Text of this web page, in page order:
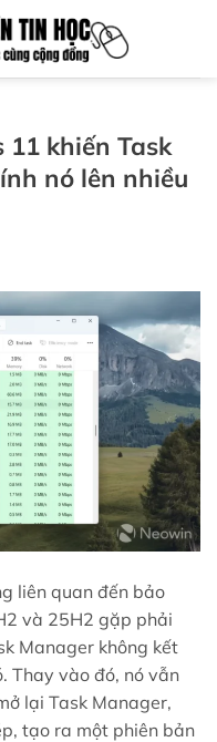
khiến Task
nó lên nhiều
liên quan đến bảo
và 25H2 gặp phải
Manager không kết
Thay vào đó, nó vẫn
lại Task Manager,
tạo ra một phiên bản